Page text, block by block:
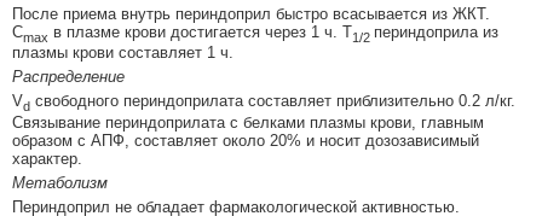
После приема внутрь периндоприл быстро всасывается из ЖКТ.
Cmax в плазме крови достигается через 1 ч. Т1/2 периндоприла из
плазмы крови составляет 1 ч.
Распределение
Vd свободного периндоприлата составляет приблизительно 0.2 л/кг.
Связывание периндоприлата с белками плазмы крови, главным
образом с АПФ, составляет около 20% и носит дозозависимый
характер.
Метаболизм
Периндоприл не обладает фармакологической активностью.